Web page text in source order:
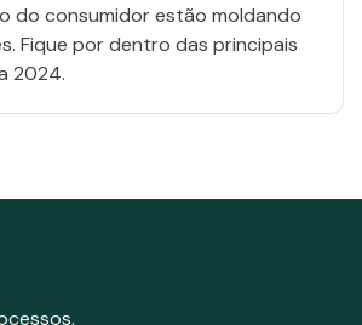
do consumidor estão moldando
Fique por dentro das principais
2024.